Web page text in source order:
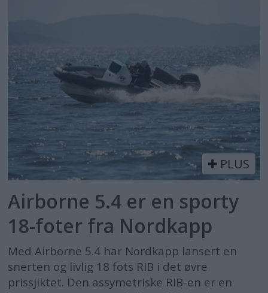
PLUS
Airborne 5.4 er en sporty
18-foter fra Nordkapp
Med Airborne 5.4 har Nordkapp lansert en
snerten og livlig 18 fots RIB i det øvre
prissjiktet. Den assymetriske RIB-en er en